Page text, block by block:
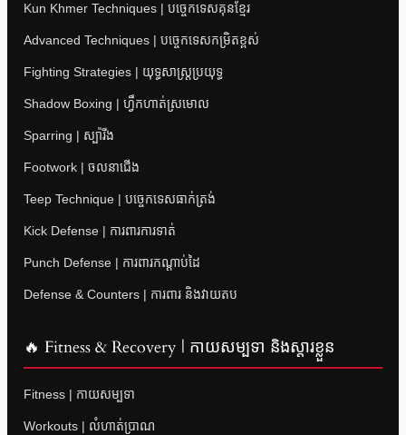
Kun Khmer Techniques | បច្ចេកទេសគុនខ្មែរ
Advanced Techniques | បច្ចេកទេសកម្រិតខ្ពស់
Fighting Strategies | យុទ្ធសាស្ត្រប្រយុទ្ធ
Shadow Boxing | ហ្វឹកហាត់ស្រមោល
Sparring | ស្ប៉ារីង
Footwork | ចលនាជើង
Teep Technique | បច្ចេកទេសធាក់ត្រង់
Kick Defense | ការពារការទាត់
Punch Defense | ការពារកណ្តាប់ដៃ
Defense & Counters | ការពារ និងវាយតប
🔥 Fitness & Recovery | កាយសម្បទា និងស្តារខ្លួន
Fitness | កាយសម្បទា
Workouts | លំហាត់ប្រាណ